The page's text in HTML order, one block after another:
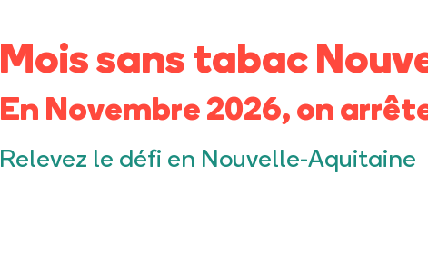
Mois sans tabac
En Novembre 2026, on
Relevez le défi en Nouvelle-Aquitaine